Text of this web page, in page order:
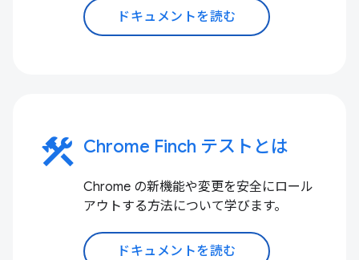
ドキュメントを読む
construction Chrome Finch テストとは
Chrome の新機能や変更を安全にロール
アウトする方法について学びます。
ドキュメントを読む